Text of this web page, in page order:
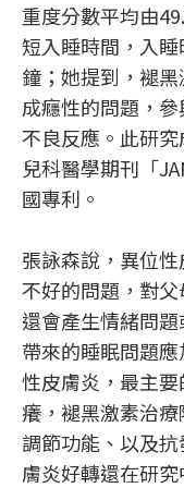
重度分數平均由
短入睡時間，入
鐘；她提到，褪
成癮性的問題，
不良反應。此研
兒科醫學期刊「
國專利。
張詠森說，異位
不好的問題，對
還會產生情緒問
帶來的睡眠問題
性皮膚炎，最主
癢，褪黑激素治
調節功能、以及
膚炎好轉還在研究